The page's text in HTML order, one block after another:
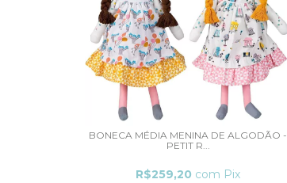
BONECA MÉDIA MENINA DE ALGODÃO -
PETIT R...
R$259,20 com Pix